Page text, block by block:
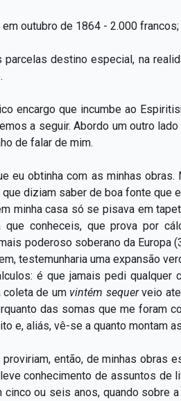
outubro de 1864 - 2.000
parcelas destino especial, na
encargo que incumbe ao
a seguir. Abordo um outro
de falar de mim.
eu obtinha com as minhas
diziam saber de boa fonte que
minha casa só se pisava em
que conheceis, que prova por
poderoso soberano da Europa
testemunharia uma expansão
é que jamais pedi qualquer
coleta de um vintém sequerveio
das somas que me foram
e, aliás, vê-se a quanto montam
então, de minhas obras
conhecimento de assuntos
cinco ou seis anos, quando sobre